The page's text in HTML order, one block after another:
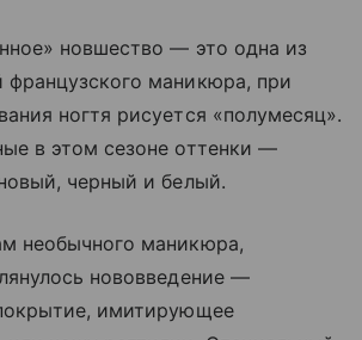
новшество — это одна из
французского маникюра, при
ногтя рисуется «полумесяц».
в этом сезоне оттенки —
черный и белый.
необычного маникюра,
нововведение —
имитирующее